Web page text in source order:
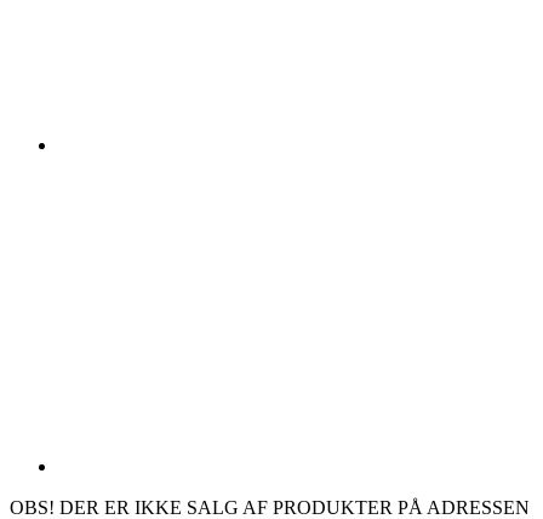
OBS! DER ER IKKE SALG AF PRODUKTER PÅ ADRESSEN